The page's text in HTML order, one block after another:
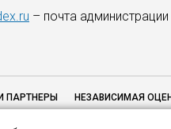
– почта администрации
ПАРТНЕРЫ НЕЗАВИСИМАЯ